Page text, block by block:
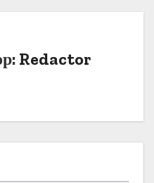
Redactor